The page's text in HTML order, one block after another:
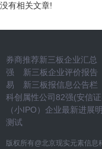
没有相关文章!
券商推荐新三板企业汇总
强
新三板企业评价报告
易
新三板报信息公告栏
科创属性公司82强(安信
（小IPO）企业最新进展
测试
版权所有@北京现实元素信息